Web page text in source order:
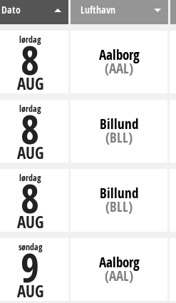
Dato Lufthavn
lørdag
8
AUG
Aalborg
(AAL)
lørdag
8
AUG
Billund
(BLL)
lørdag
8
AUG
Billund
(BLL)
søndag
9
AUG
Aalborg
(AAL)